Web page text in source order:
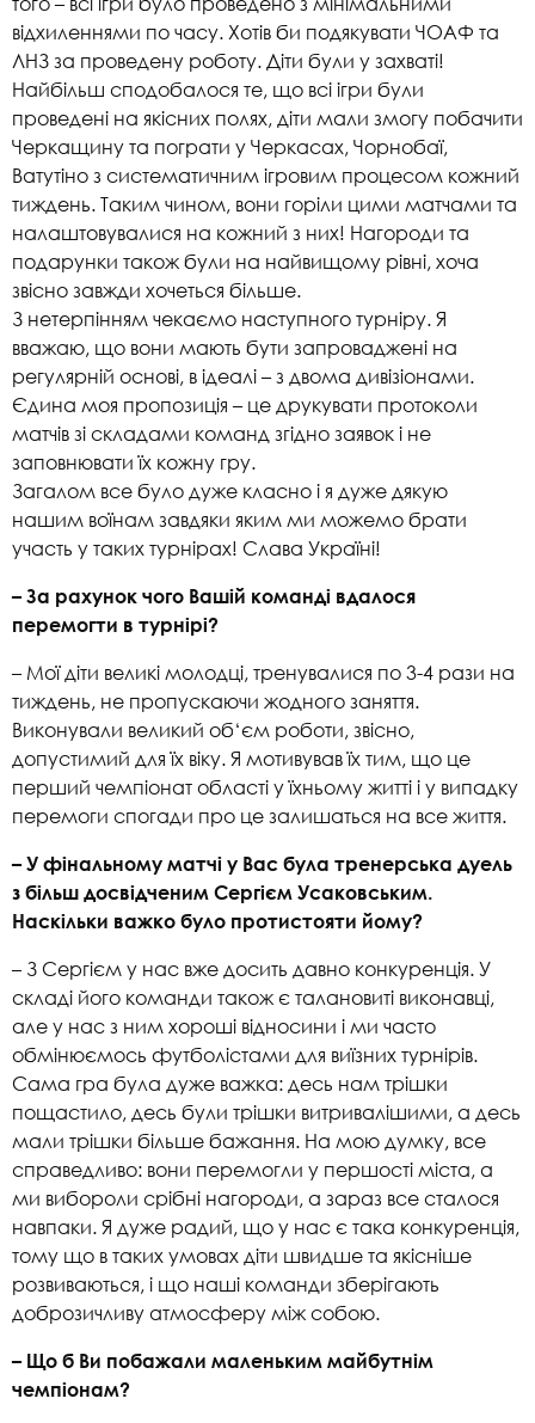
відхиленнями по часу. Хотів би подякувати ЧОАФ та
ЛНЗ за проведену роботу. Діти були у захваті!
Найбільш сподобалося те, що всі ігри були
проведені на якісних полях, діти мали змогу побачити
Черкащину та пограти у Черкасах, Чорнобаї,
Ватутіно з систематичним ігровим процесом кожний
тиждень. Таким чином, вони горіли цими матчами та
налаштовувалися на кожний з них! Нагороди та
подарунки також були на найвищому рівні, хоча
звісно завжди хочеться більше.
З нетерпінням чекаємо наступного турніру. Я
вважаю, що вони мають бути запроваджені на
регулярній основі, в ідеалі – з двома дивізіонами.
Єдина моя пропозиція – це друкувати протоколи
матчів зі складами команд згідно заявок і не
заповнювати їх кожну гру.
Загалом все було дуже класно і я дуже дякую
нашим воїнам завдяки яким ми можемо брати
участь у таких турнірах! Слава Україні!
– За рахунок чого Вашій команді вдалося
перемогти в турнірі?
– Мої діти великі молодці, тренувалися по 3-4 рази на
тиждень, не пропускаючи жодного заняття.
Виконували великий об‘єм роботи, звісно,
допустимий для їх віку. Я мотивував їх тим, що це
перший чемпіонат області у їхньому житті і у випадку
перемоги спогади про це залишаться на все життя.
– У фінальному матчі у Вас була тренерська дуель
з більш досвідченим Сергієм Усаковським.
Наскільки важко було протистояти йому?
– З Сергієм у нас вже досить давно конкуренція. У
складі його команди також є талановиті виконавці,
але у нас з ним хороші відносини і ми часто
обмінюємось футболістами для виїзних турнірів.
Сама гра була дуже важка: десь нам трішки
пощастило, десь були трішки витривалішими, а десь
мали трішки більше бажання. На мою думку, все
справедливо: вони перемогли у першості міста, а
ми вибороли срібні нагороди, а зараз все сталося
навпаки. Я дуже радий, що у нас є така конкуренція,
тому що в таких умовах діти швидше та якісніше
розвиваються, і що наші команди зберігають
доброзичливу атмосферу між собою.
– Що б Ви побажали маленьким майбутнім
чемпіонам?